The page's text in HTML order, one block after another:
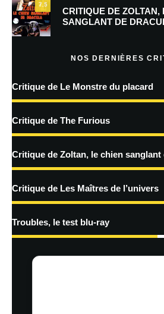
Prévenez-moi de tous les nouveaux
Prévenez-moi de tous les nouveaux articles par
traitées
7.5
CRITIQUE DE ZOLTAN,
SANGLANT DE
NOS DERNIÈRES
Critique de Le Monstre du placard
Critique de The Furious
Critique de Zoltan, le chien sanglant
Critique de Les Maîtres de l’univers
Troubles, le test blu-ray